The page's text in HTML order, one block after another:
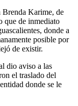
Brenda Karime, de
que de inmediato
donde a
posible por
de existir.
dio aviso a las
el traslado del
donde se le